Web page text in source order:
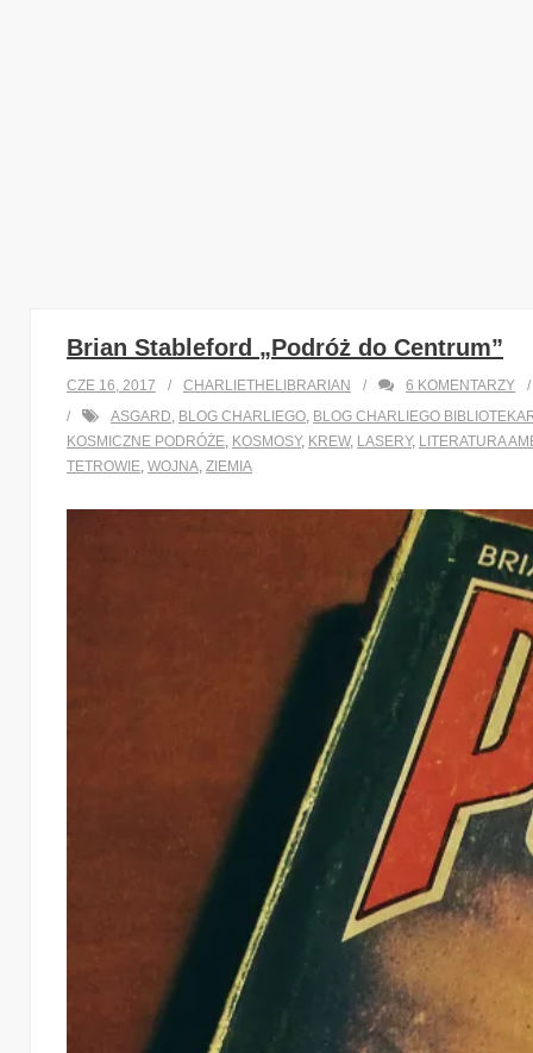
Brian Stableford „Podróż do Centrum”
CZE 16, 2017 CHARLIETHELIBRARIAN 6 KOMENTARZY
ASGARD, BLOG CHARLIEGO, BLOG CHARLIEGO
KOSMICZNE PODRÓŻE, KOSMOSY, KREW, LASERY, LITERATURA
TETROWIE, WOJNA, ZIEMIA